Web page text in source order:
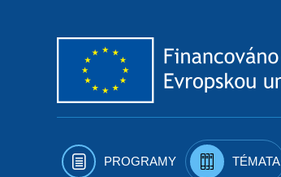
PROGRAMY TÉMATA